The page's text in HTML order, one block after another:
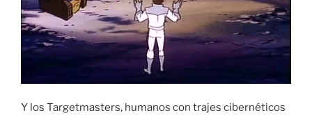
Y los Targetmasters, humanos con trajes cibernéticos